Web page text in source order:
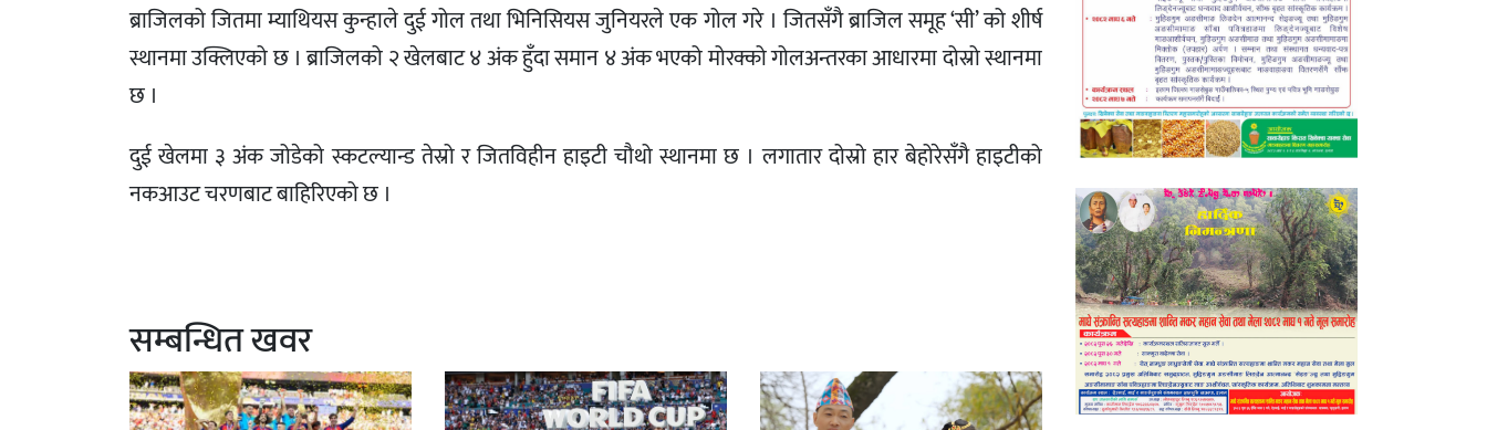
ब्राजिलको जितमा म्याथियस कुन्हाले दुई गोल तथा भिनिसियस जुनियरले एक गोल गरे । जितसँगै ब्राजिल समूह ‘सी’ को शीर्ष
स्थानमा उक्लिएको छ । ब्राजिलको २ खेलबाट ४ अंक हुँदा समान ४ अंक भएको मोरक्को गोलअन्तरका आधारमा दोस्रो स्थानमा
छ ।
दुई खेलमा ३ अंक जोडेको स्कटल्यान्ड तेस्रो र जितविहीन हाइटी चौथो स्थानमा छ । लगातार दोस्रो हार बेहोरेसँगै हाइटीको
नकआउट चरणबाट बाहिरिएको छ ।
सम्बन्धित खवर